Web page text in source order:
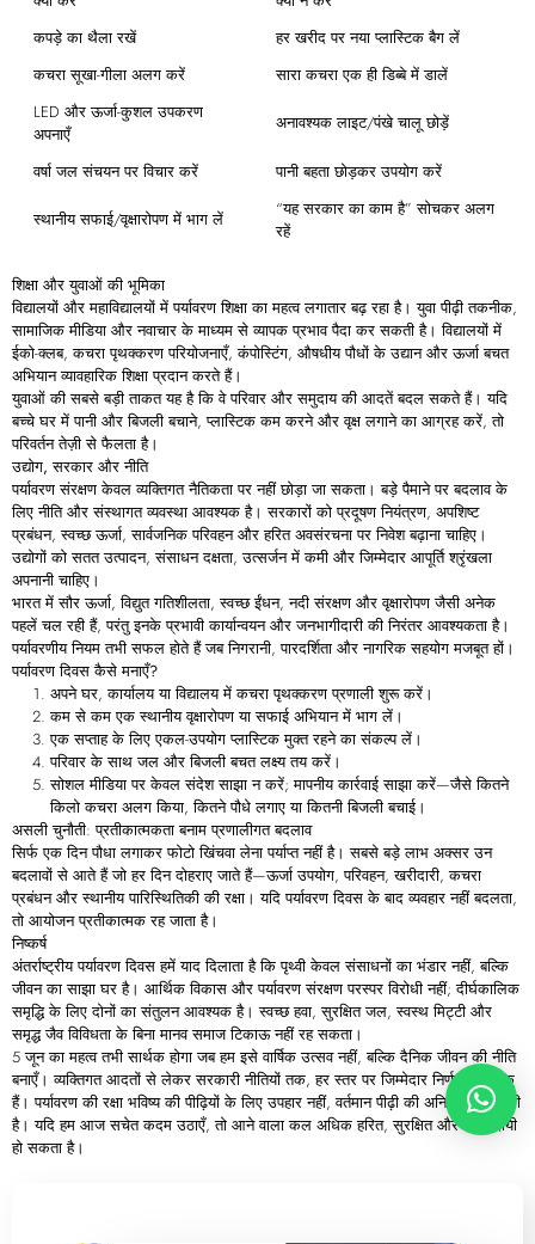
कपड़े का थैला रखें
हर खरीद पर नया प्लास्टिक बैग लें
कचरा सूखा-गीला अलग करें
सारा कचरा एक ही डिब्बे में डालें
LED और ऊर्जा-कुशल उपकरण
अपनाएँ
अनावश्यक लाइट/पंखे चालू छोड़ें
वर्षा जल संचयन पर विचार करें पानी बहता छोड़कर उपयोग करें
स्थानीय सफाई/वृक्षारोपण में भाग लें
“यह सरकार का काम है” सोचकर अलग
रहें
शिक्षा औरयुवाओंकी भूमिका
विद्यालयों और महाविद्यालयों में पर्यावरण शिक्षा का महत्व लगातार बढ़ रहा है। युवा पीढ़ी तकनीक,
सामाजिक मीडिया और नवाचार के माध्यम से व्यापक प्रभाव पैदा कर सकती है। विद्यालयों में
ईको-क्लब, कचरा पृथक्करण परियोजनाएँ, कंपोस्टिंग, औषधीय पौधों के उद्यान और ऊर्जा बचत
अभियान व्यावहारिक शिक्षा प्रदान करते हैं।
युवाओं की सबसे बड़ी ताकत यह है कि वे परिवार और समुदाय की आदतें बदल सकते हैं। यदि
बच्चे घर में पानी और बिजली बचाने, प्लास्टिक कम करने और वृक्ष लगाने का आग्रह करें, तो
परिवर्तन तेज़ी से फैलता है।
उद्योग,सरकार औरनीति
पर्यावरण संरक्षण केवल व्यक्तिगत नैतिकता पर नहीं छोड़ा जा सकता। बड़े पैमाने पर बदलाव के
लिए नीति और संस्थागत व्यवस्था आवश्यक है। सरकारों को प्रदूषण नियंत्रण, अपशिष्ट
प्रबंधन, स्वच्छ ऊर्जा, सार्वजनिक परिवहन और हरित अवसंरचना पर निवेश बढ़ाना चाहिए।
उद्योगों को सतत उत्पादन, संसाधन दक्षता, उत्सर्जन में कमी और जिम्मेदार आपूर्ति श्रृंखला
अपनानी चाहिए।
भारत में सौर ऊर्जा, विद्युत गतिशीलता, स्वच्छ ईंधन, नदी संरक्षण और वृक्षारोपण जैसी अनेक
पहलें चल रही हैं, परंतु इनके प्रभावी कार्यान्वयन और जनभागीदारी की निरंतर आवश्यकता है।
पर्यावरणीय नियम तभी सफल होते हैं जब निगरानी, पारदर्शिता और नागरिक सहयोग मजबूत हों।
पर्यावरणदिवसकैसेमनाएँ?
अपने घर, कार्यालय या विद्यालय में कचरा पृथक्करण प्रणाली शुरू करें।
कम से कम एक स्थानीय वृक्षारोपण या सफाई अभियान में भाग लें।
एक सप्ताह के लिए एकल-उपयोग प्लास्टिक मुक्त रहने का संकल्प लें।
परिवार के साथ जल और बिजली बचत लक्ष्य तय करें।
सोशल मीडिया पर केवल संदेश साझा न करें; मापनीय कार्रवाई साझा करें—जैसे कितने
किलो कचरा अलग किया, कितने पौधे लगाए या कितनी बिजली बचाई।
असली चुनौती: प्रतीकात्मकता बनाम प्रणालीगत बदलाव
सिर्फ एक दिन पौधा लगाकर फोटो खिंचवा लेना पर्याप्त नहीं है। सबसे बड़े लाभ अक्सर उन
बदलावों से आते हैं जो हर दिन दोहराए जाते हैं—ऊर्जा उपयोग, परिवहन, खरीदारी, कचरा
प्रबंधन और स्थानीय पारिस्थितिकी की रक्षा। यदि पर्यावरण दिवस के बाद व्यवहार नहीं बदलता,
तो आयोजन प्रतीकात्मक रह जाता है।
निष्कर्ष
अंतर्राष्ट्रीय पर्यावरण दिवस हमें याद दिलाता है कि पृथ्वी केवल संसाधनों का भंडार नहीं, बल्कि
जीवन का साझा घर है। आर्थिक विकास और पर्यावरण संरक्षण परस्पर विरोधी नहीं; दीर्घकालिक
समृद्धि के लिए दोनों का संतुलन आवश्यक है। स्वच्छ हवा, सुरक्षित जल, स्वस्थ मिट्टी और
समृद्ध जैव विविधता के बिना मानव समाज टिकाऊ नहीं रह सकता।
5 जून का महत्व तभी सार्थक होगा जब हम इसे वार्षिक उत्सव नहीं, बल्कि दैनिक जीवन की नीति
बनाएँ। व्यक्तिगत आदतों से लेकर सरकारी नीतियों तक, हर स्तर पर जिम्मेदार निर्णय आवश्यक
हैं। पर्यावरण की रक्षा भविष्य की पीढ़ियों के लिए उपहार नहीं, वर्तमान पीढ़ी की अनिवार्य जिम्मेदारी
है। यदि हम आज सचेत कदम उठाएँ, तो आने वाला कल अधिक हरित, सुरक्षित और जीवनदायी
हो सकता है।